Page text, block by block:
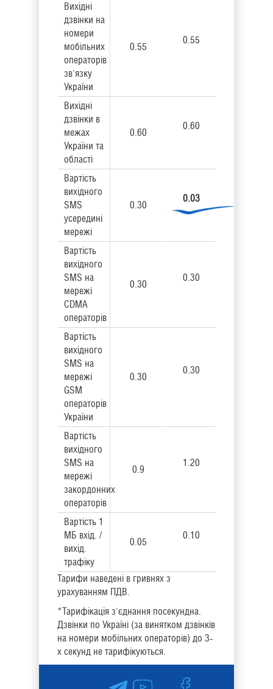
Вихідні
дзвінки на
номери
мобільних
операторів
зв'язку
України
0.55
0.55
Вихідні
дзвінки в
межах
України та
області
0.60
0.60
Вартість
вихідного
SMS
усередині
мережі
0.30
0.03
Вартість
вихідного
SMS на
мережі
CDMA
операторів
0.30
0.30
Вартість
вихідного
SMS на
мережі
GSM
операторів
України
0.30
0.30
Вартість
вихідного
SMS на
мережі
закордонних
операторів
0.9
1.20
Вартість 1
МБ вхід. /
вихід.
трафіку
0.05
0.10
Тарифи наведені в гривнях з
урахуванням ПДВ.
*Тарифікація з'єднання посекундна.
Дзвінки по Україні (за винятком дзвінків
на номери мобільних операторів) до 3-
х секунд не тарифікуються.